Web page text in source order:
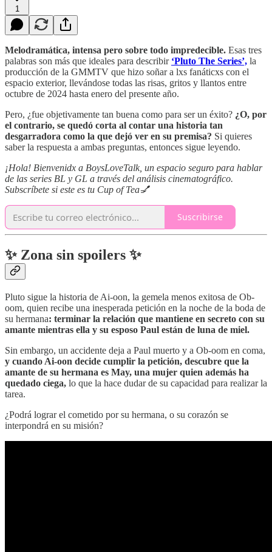
1
Melodramática, intensa pero sobre todo impredecible. Esas tres
palabras son más que ideales para describir ‘Pluto The Series’, la
producción de la GMMTV que hizo soñar a lxs fanáticxs con el
espacio exterior, llevándose todas las risas, gritos y llantos entre
octubre de 2024 hasta enero del presente año.
Pero, ¿fue objetivamente tan buena como para ser un éxito? ¿O, por
el contrario, se quedó corta al contar una historia tan
desgarradora como la que dejó ver en su premisa? Si quieres
saber la respuesta a ambas preguntas, entonces sigue leyendo.
¡Hola! Bienvenidx a BoysLoveTalk, un espacio seguro para hablar
de las series BL y GL a través del análisis cinematográfico.
Subscríbete si este es tu Cup of Tea💅
Suscribirse
✨ Zona sin spoilers ✨
Pluto sigue la historia de Ai-oon, la gemela menos exitosa de Ob-
oom, quien recibe una inesperada petición en la noche de la boda de
su hermana: terminar la relación que mantiene en secreto con su
amante mientras ella y su esposo Paul están de luna de miel.
Sin embargo, un accidente deja a Paul muerto y a Ob-oom en coma,
y cuando Ai-oon decide cumplir la petición, descubre que la
amante de su hermana es May, una mujer quien además ha
quedado ciega, lo que la hace dudar de su capacidad para realizar la
tarea.
¿Podrá lograr el cometido por su hermana, o su corazón se
interpondrá en su misión?